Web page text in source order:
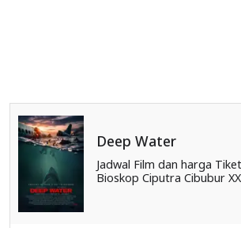
Deep Water
Jadwal Film dan harga Tiket
Bioskop Ciputra Cibubur